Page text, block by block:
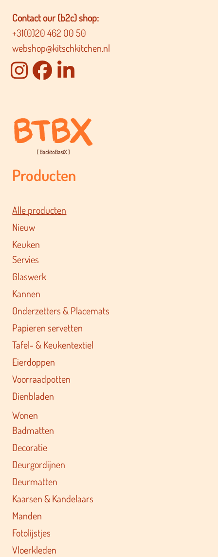
Contact our (b2c) shop:
+31(0)20 462 00 50
webshop@kitschkitchen.nl
Producten
Alle producten
Nieuw
Keuken
Servies
Glaswerk
Kannen
Onderzetters & Placemats
Papieren servetten
Tafel- & Keukentextiel
Eierdoppen
Voorraadpotten
Dienbladen
Wonen
Badmatten
Decoratie
Deurgordijnen
Deurmatten
Kaarsen & Kandelaars
Manden
Fotolijstjes
Vloerkleden